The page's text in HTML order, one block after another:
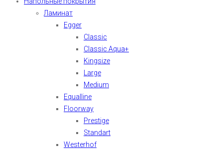
Ламинат
Egger
Classic
Classic Aqua+
Kingsize
Large
Medium
Equalline
Floorway
Prestige
Standart
Westerhof